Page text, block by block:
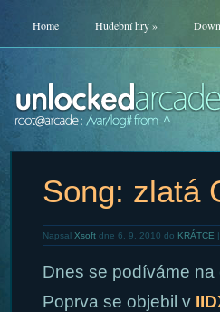
Home Hudební hry»
Song: zlatá
Napsal Xsoftdne 6. 9. 2010 do KRÁTCE |
Dnes se podíváme na
Poprva se objebil v